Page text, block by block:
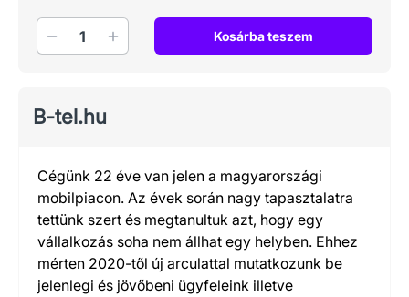
Mennyiség Kosárba teszem
B-tel.hu
Cégünk 22 éve van jelen a magyarországi
mobilpiacon. Az évek során nagy tapasztalatra
tettünk szert és megtanultuk azt, hogy egy
vállalkozás soha nem állhat egy helyben. Ehhez
mérten 2020-től új arculattal mutatkozunk be
jelenlegi és jövőbeni ügyfeleink illetve